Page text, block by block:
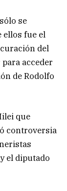
se
ellos fue el
del
acceder
de Rodolfo
que
controversia
el diputado